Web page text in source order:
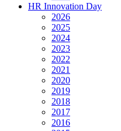
HR Innovation Day
2026
2025
2024
2023
2022
2021
2020
2019
2018
2017
2016